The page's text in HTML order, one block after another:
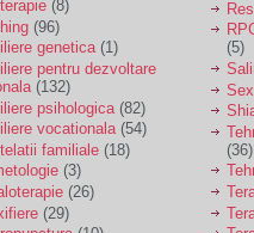
jignit in ultimul
chiar m-a fortat
sa imi
coada de
vagin.
ani si am avut
grea. O
care nu m-a
cum trebuie,
mai
(8)
(96)
genetica(1)
pentru dezvoltare
(132)
psihologica (82)
vocationala(54)
familiale (18)
(3)
(26)
(29)
(5)
(36)